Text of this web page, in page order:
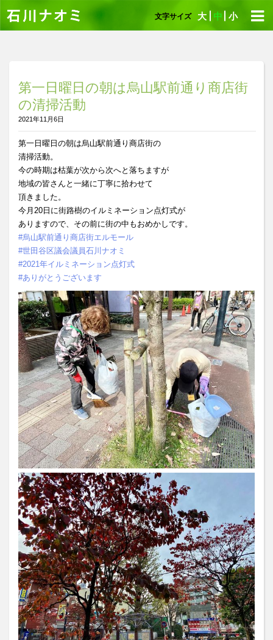
文字サイズ 大 中 小
第一日曜日の朝は烏山駅前通り商店街
の清掃活動
2021年11月6日
第一日曜日の朝は烏山駅前通り商店街の
清掃活動。
今の時期は枯葉が次から次へと落ちますが
地域の皆さんと一緒に丁寧に拾わせて
頂きました。
今月20日に街路樹のイルミネーション点灯式が
ありますので、その前に街の中もおめかしです。
#烏山駅前通り商店街エルモール
#世田谷区議会議員石川ナオミ
#2021年イルミネーション点灯式
#ありがとうございます